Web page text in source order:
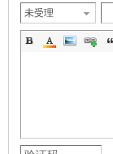
未受理